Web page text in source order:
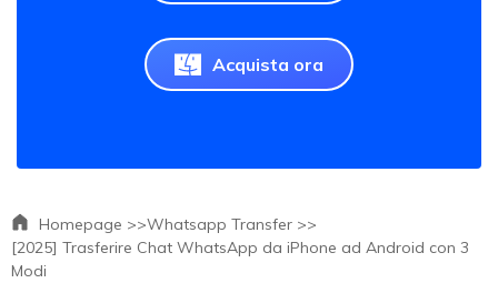
Acquista ora
Homepage >>Whatsapp Transfer >>
[2025] Trasferire Chat WhatsApp da iPhone ad Android con 3
Modi